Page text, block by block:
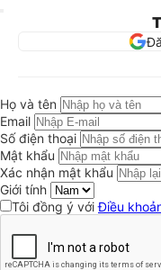
Họ và tên
Email
Số điện thoại
Mật khẩu
Xác nhận mật khẩu
Giới tính
Tôi đồng ý vớiĐiều